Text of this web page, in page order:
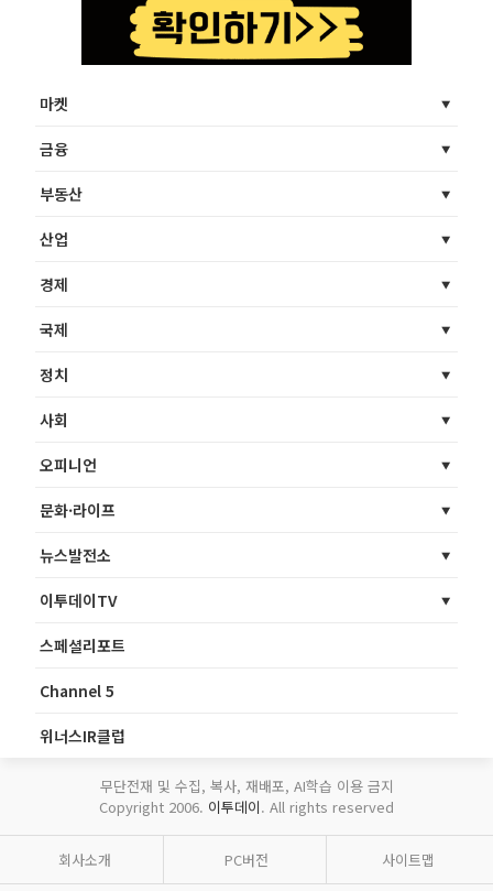
마켓
금융
부동산
산업
경제
국제
정치
사회
오피니언
문화·라이프
뉴스발전소
이투데이TV
스페셜리포트
Channel 5
위너스IR클럽
무단전재 및 수집, 복사, 재배포, AI학습 이용 금지
Copyright 2006. 이투데이. All rights reserved
회사소개 PC버전 사이트맵